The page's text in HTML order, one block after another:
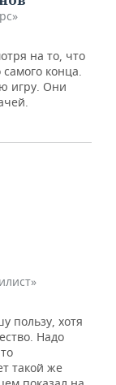
на то, что
конца.
игру. Они
пользу, хотя
Надо
такой же